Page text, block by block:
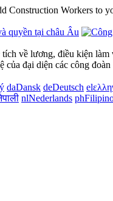
Construction Workers to
về lương, điều kiện
đại diện các công
daDansk deDeutsch el
nlNederlands ph